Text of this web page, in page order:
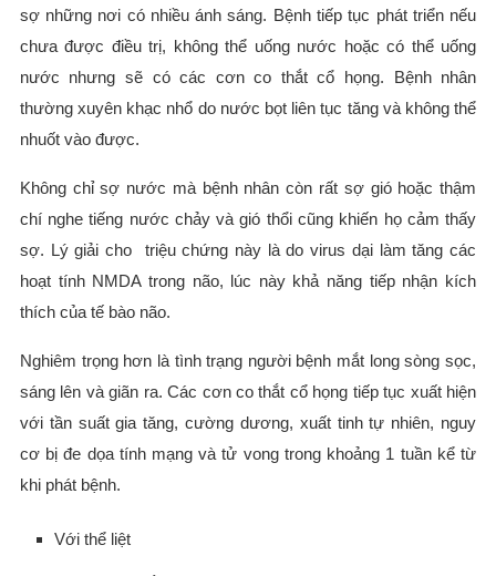
sợ những nơi có nhiều ánh sáng. Bệnh tiếp tục phát triển nếu
chưa được điều trị, không thể uống nước hoặc có thể uống
nước nhưng sẽ có các cơn co thắt cổ họng. Bệnh nhân
thường xuyên khạc nhổ do nước bọt liên tục tăng và không thể
nhuốt vào được.
Không chỉ sợ nước mà bệnh nhân còn rất sợ gió hoặc thậm
chí nghe tiếng nước chảy và gió thổi cũng khiến họ cảm thấy
sợ. Lý giải cho triệu chứng này là do virus dại làm tăng các
hoạt tính NMDA trong não, lúc này khả năng tiếp nhận kích
thích của tế bào não.
Nghiêm trọng hơn là tình trạng người bệnh mắt long sòng sọc,
sáng lên và giãn ra. Các cơn co thắt cổ họng tiếp tục xuất hiện
với tần suất gia tăng, cường dương, xuất tinh tự nhiên, nguy
cơ bị đe dọa tính mạng và tử vong trong khoảng 1 tuần kể từ
khi phát bệnh.
Với thể liệt